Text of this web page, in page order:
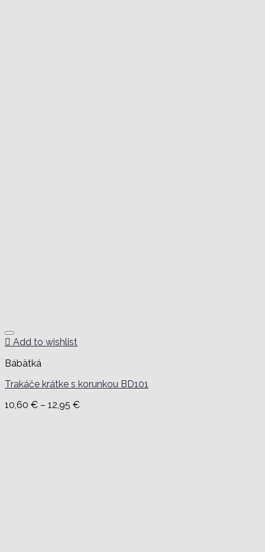
Add to wishlist
Bábätká
Trakáče krátke s korunkou BD101
10,60 € – 12,95 €Price